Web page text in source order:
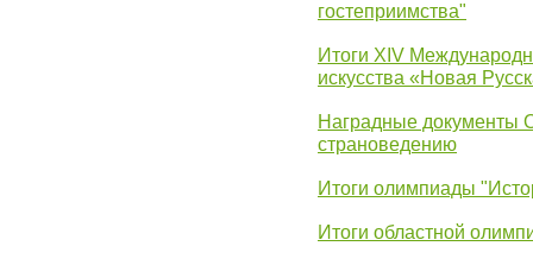
гостеприимства"
Итоги XIV
искусства «Новая
Наградные документы
страноведению
Итоги олимпиады
Итоги областной